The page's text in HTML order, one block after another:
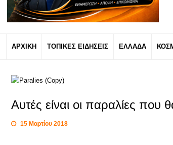
ΑΡΧΙΚΗ ΤΟΠΙΚΕΣ ΕΙΔΗΣΕΙΣ ΕΛΛΑΔΑ
Αυτές είναι οι παραλίες
15 Μαρτίου 2018